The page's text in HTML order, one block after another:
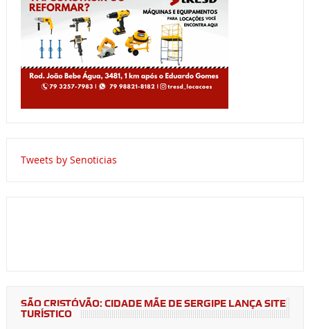
Tweets by Senoticias
SÃO CRISTÓVÃO: CIDADE MÃE DE SERGIPE LANÇA SITE
TURÍSTICO